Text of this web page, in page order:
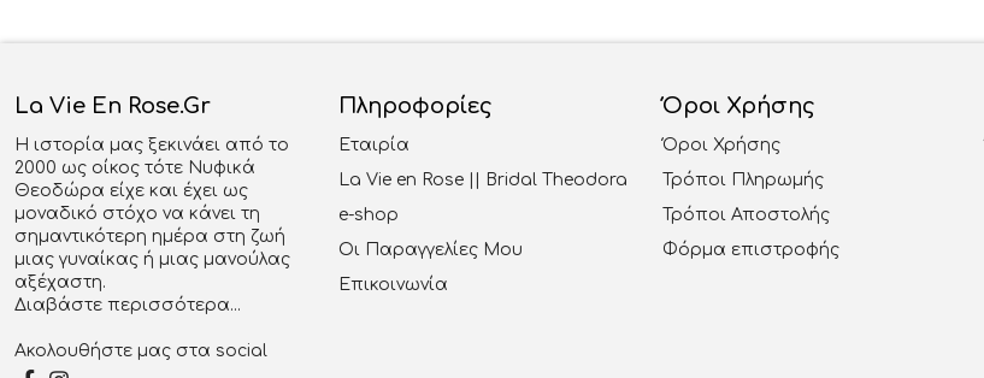
La Vie En Rose.gr
Η ιστορία μας ξεκινάει από το
2000 ως οίκος τότε Νυφικά
Θεοδώρα είχε και έχει ως
μοναδικό στόχο να κάνει τη
σημαντικότερη ημέρα στη ζωή
μιας γυναίκας ή μιας μανούλας
αξέχαστη.
Διαβάστε περισσότερα...
Ακολουθήστε μας στα social
Πληροφορίες
Εταιρία
La Vie en Rose || Bridal Theodora
e-shop
Οι Παραγγελίες Μου
Επικοινωνία
Όροι Χρήσης
Όροι Χρήσης
Τρόποι Πληρωμής
Τρόποι Αποστολής
Φόρμα επιστροφής